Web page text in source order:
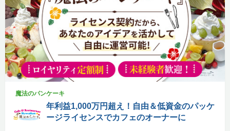
魔法のパンケーキ
年利益1,000万円超え！自由＆低資金のパッケ
ージライセンスでカフェのオーナーに